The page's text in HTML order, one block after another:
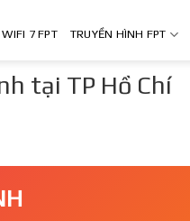
7 FPT TRUYỀN HÌNH FPT
tại TP Hồ Chí